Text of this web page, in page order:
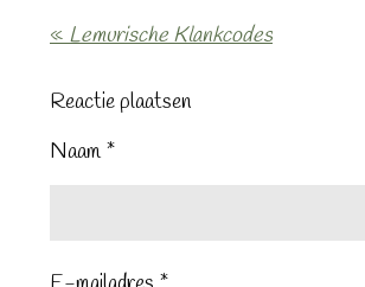
«Lemurische Klankcodes
Reactie plaatsen
Naam *